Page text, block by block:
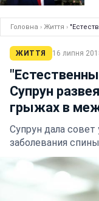
Головна › Життя ›
ЖИТТЯ 16 липня
Супрун
грыжах в
Супрун дала
заболевания спины